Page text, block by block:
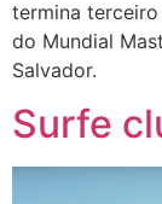
termina
do Mundial
Salvador.
Surfe